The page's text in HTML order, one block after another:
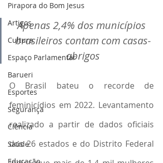
Pirapora do Bom Jesus
Artigos
Cultura
Espaço Parlamentar
Barueri
Esportes
Segurança
Ciência
Saúde
Apenas 2,4% dos municípios
brasileiros contam com casas-
abrigos
O Brasil bateu o recorde de
feminicídios em 2022. Levantamento
realizado a partir de dados oficiais
dos 26 estados e do Distrito Federal